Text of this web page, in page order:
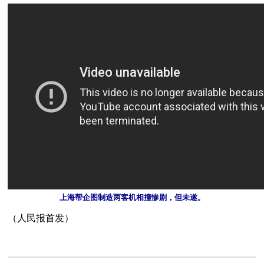
上海帮企图制造两客机相撞惨剧，但未遂。